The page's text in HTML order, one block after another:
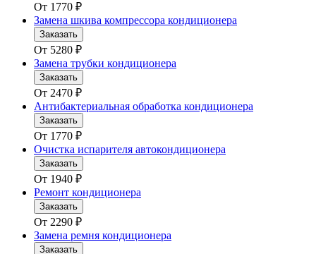
От 1770 ₽
Замена шкива компрессора кондиционера
Заказать
От 5280 ₽
Замена трубки кондиционера
Заказать
От 2470 ₽
Антибактериальная обработка кондиционера
Заказать
От 1770 ₽
Очистка испарителя автокондиционера
Заказать
От 1940 ₽
Ремонт кондиционера
Заказать
От 2290 ₽
Замена ремня кондиционера
Заказать